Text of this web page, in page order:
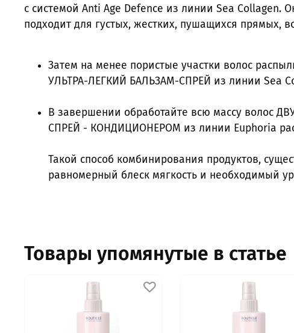
с системой Anti Age Defence из линии Sea Collagen.
подходит для густых, жестких, пушащихся прямых,
Затем на менее пористые участки волос
УЛЬТРА-ЛЕГКИЙ БАЛЬЗАМ-СПРЕЙ из линии Sea
В завершении обработайте всю массу
СПРЕЙ - КОНДИЦИОНЕРОМ из линии Euphoria
Такой способ комбинирования продуктов,
равномерный блеск мягкость и необходимый
Товары упомянутые в статье